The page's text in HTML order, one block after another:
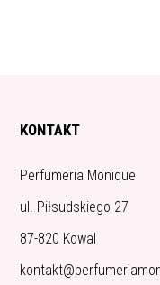
KONTAKT
Perfumeria Monique
ul. Piłsudskiego 27
87-820 Kowal